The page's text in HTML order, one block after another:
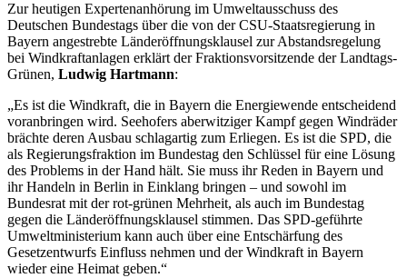
Zur heutigen Expertenanhörung im Umweltausschuss des
Deutschen Bundestags über die von der CSU-Staatsregierung in
Bayern angestrebte Länderöffnungsklausel zur Abstandsregelung
bei Windkraftanlagen erklärt der Fraktionsvorsitzende der Landtags-
Grünen, Ludwig Hartmann:
„Es ist die Windkraft, die in Bayern die Energiewende entscheidend
voranbringen wird. Seehofers aberwitziger Kampf gegen Windräder
brächte deren Ausbau schlagartig zum Erliegen. Es ist die SPD, die
als Regierungsfraktion im Bundestag den Schlüssel für eine Lösung
des Problems in der Hand hält. Sie muss ihr Reden in Bayern und
ihr Handeln in Berlin in Einklang bringen – und sowohl im
Bundesrat mit der rot-grünen Mehrheit, als auch im Bundestag
gegen die Länderöffnungsklausel stimmen. Das SPD-geführte
Umweltministerium kann auch über eine Entschärfung des
Gesetzentwurfs Einfluss nehmen und der Windkraft in Bayern
wieder eine Heimat geben.“